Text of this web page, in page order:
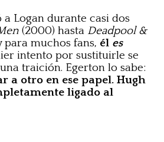
Logan durante casi dos
(2000) hasta Deadpool &
para muchos fans, él es
intento por sustituirle se
traición. Egerton lo sabe:
a otro en ese papel. Hugh
ligado al